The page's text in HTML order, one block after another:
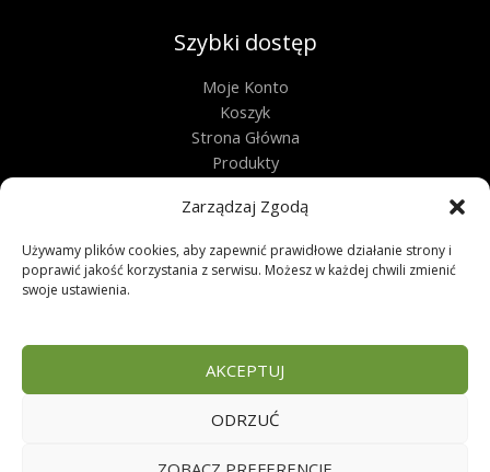
Zarządzaj Zgodą
Używamy plików cookies, aby zapewnić prawidłowe działanie strony i
poprawić jakość korzystania z serwisu. Możesz w każdej chwili zmienić
swoje ustawienia.
AKCEPTUJ
ODRZUĆ
Szybki dostęp
Moje Konto
Koszyk
Strona Główna
Produkty
Obługa techniczna
Regulamin
Zwroty
FAQ